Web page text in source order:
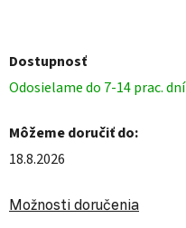
Dostupnosť
Odosielame do 7-14 prac. dní
Môžeme doručiť do:
18.8.2026
Možnosti doručenia